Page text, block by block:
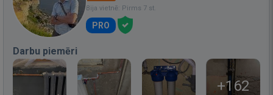
Bija vietnē: Pirms 7 st.
PRO
Darbu piemēri
+162